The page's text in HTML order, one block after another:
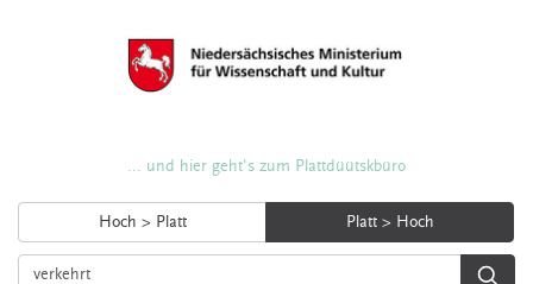
... und hier geht's zum Plattdüütskbüro
Hoch > Platt Platt > Hoch